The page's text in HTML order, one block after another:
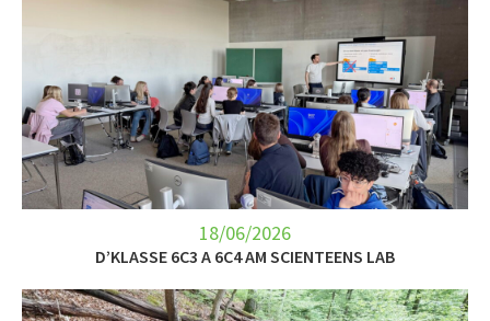
INSCRIPTIONS 2026
LE LYCÉE
LET’S GO SCIENCE
ACTUALITÉ
18/06/2026
D’KLASSE 6C3 A 6C4 AM SCIENTEENS LAB